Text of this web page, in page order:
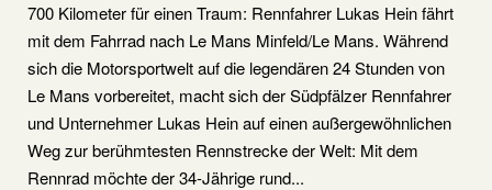
700 Kilometer für einen Traum: Rennfahrer Lukas Hein fährt
mit dem Fahrrad nach Le Mans Minfeld/Le Mans. Während
sich die Motorsportwelt auf die legendären 24 Stunden von
Le Mans vorbereitet, macht sich der Südpfälzer Rennfahrer
und Unternehmer Lukas Hein auf einen außergewöhnlichen
Weg zur berühmtesten Rennstrecke der Welt: Mit dem
Rennrad möchte der 34-Jährige rund...